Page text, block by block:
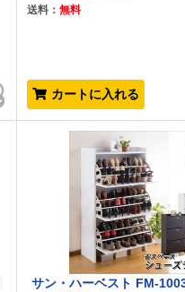
送料：無料
カートに入れる
サン・ハーベスト FM-